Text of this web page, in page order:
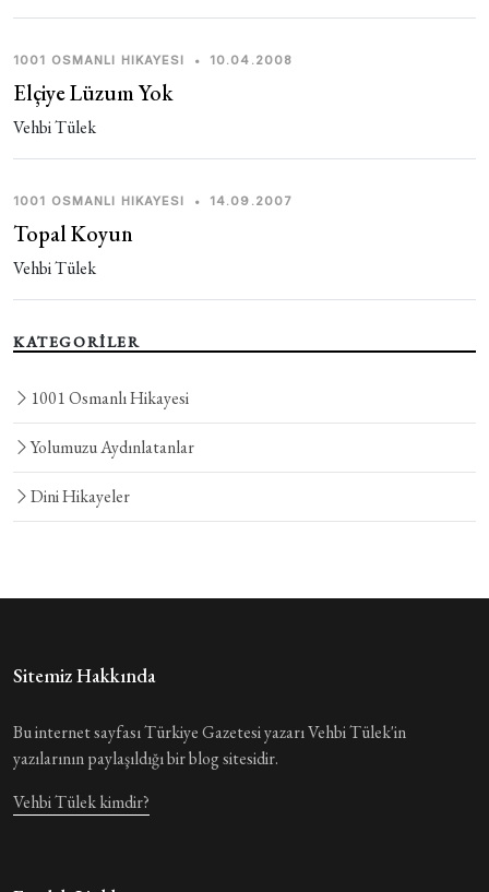
1001 OSMANLI HIKAYESI • 10.04.2008
Elçiye Lüzum Yok
Vehbi Tülek
1001 OSMANLI HIKAYESI • 14.09.2007
Topal Koyun
Vehbi Tülek
KATEGORİLER
1001 Osmanlı Hikayesi
Yolumuzu Aydınlatanlar
Dini Hikayeler
Sitemiz Hakkında
Bu internet sayfası Türkiye Gazetesi yazarı Vehbi Tülek'in
yazılarının paylaşıldığı bir blog sitesidir.
Vehbi Tülek kimdir?